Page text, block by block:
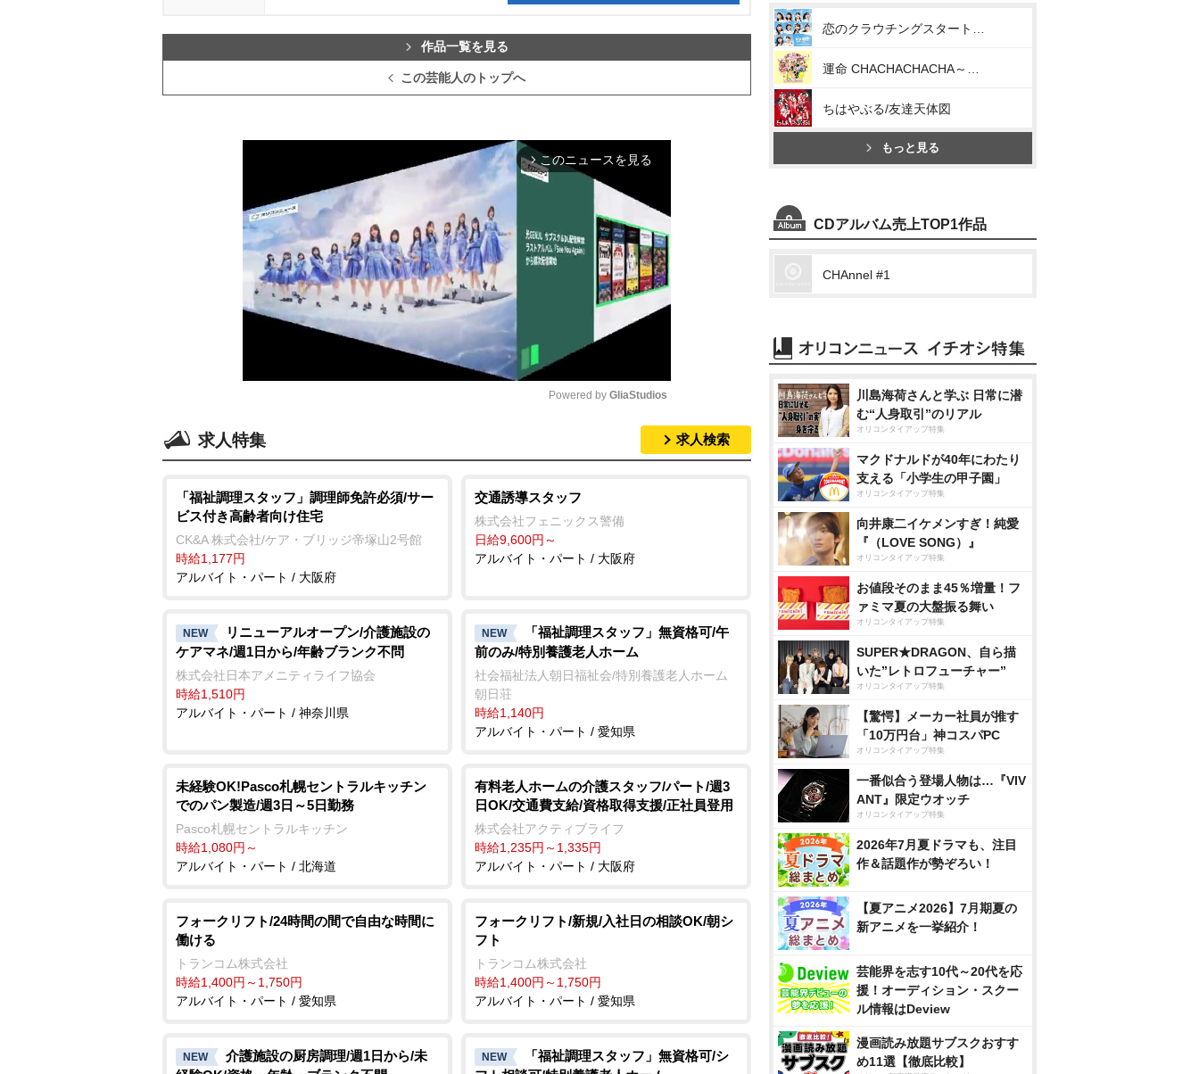
作品一覧を見る
この芸能人のトップへ
arrow_forward_ios このニュースを見る
e
Powered by GliaStudios
求人特集 求人検索
「福祉調理スタッフ」調理師免許必須/サー
ビス付き高齢者向け住宅
CK&A 株式会社/ケア・ブリッジ帝塚山2号館
時給1,177円
アルバイト・パート / 大阪府
交通誘導スタッフ
株式会社フェニックス警備
日給9,600円～
アルバイト・パート / 大阪府
NEW
リニューアルオープン/介護施設の
ケアマネ/週1日から/年齢ブランク不問
株式会社日本アメニティライフ協会
時給1,510円
アルバイト・パート / 神奈川県
NEW
「福祉調理スタッフ」無資格可/午
前のみ/特別養護老人ホーム
社会福祉法人朝日福祉会/特別養護老人ホーム
朝日荘
時給1,140円
アルバイト・パート / 愛知県
未経験OK!Pasco札幌セントラルキッチン
でのパン製造/週3日～5日勤務
Pasco札幌セントラルキッチン
時給1,080円～
アルバイト・パート / 北海道
有料老人ホームの介護スタッフ/パート/週3
日OK/交通費支給/資格取得支援/正社員登用
株式会社アクティブライフ
時給1,235円～1,335円
アルバイト・パート / 大阪府
フォークリフト/24時間の間で自由な時間に
働ける
トランコム株式会社
時給1,400円～1,750円
アルバイト・パート / 愛知県
フォークリフト/新規/入社日の相談OK/朝シ
フト
トランコム株式会社
時給1,400円～1,750円
アルバイト・パート / 愛知県
NEW
介護施設の厨房調理/週1日から/未
NEW
「福祉調理スタッフ」無資格可/シ
ちはやぶる/友達天体図
もっと見る
CDアルバム売上TOP1作品
CHAnnel #1
川島海荷さんと学ぶ 日常に潜
む“人身取引”のリアル
オリコンタイアップ特集
マクドナルドが40年にわたり
支える「小学生の甲子園」
オリコンタイアップ特集
向井康二イケメンすぎ！純愛
『（LOVE SONG）』
オリコンタイアップ特集
お値段そのまま45％増量！フ
ァミマ夏の大盤振る舞い
オリコンタイアップ特集
SUPER★DRAGON、自ら描
いた”レトロフューチャー”
オリコンタイアップ特集
【驚愕】メーカー社員が推す
「10万円台」神コスパPC
オリコンタイアップ特集
一番似合う登場人物は…『VIV
ANT』限定ウオッチ
オリコンタイアップ特集
2026年7月夏ドラマも、注目
作＆話題作が勢ぞろい！
【夏アニメ2026】7月期夏の
新アニメを一挙紹介！
芸能界を志す10代～20代を応
援！オーディション・スクー
ル情報はDeview
漫画読み放題サブスクおすす
め11選【徹底比較】